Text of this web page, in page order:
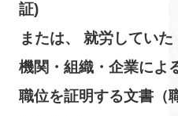
証)
または、
就労していた
機関・組織・企業によ
職位を証明する文書（